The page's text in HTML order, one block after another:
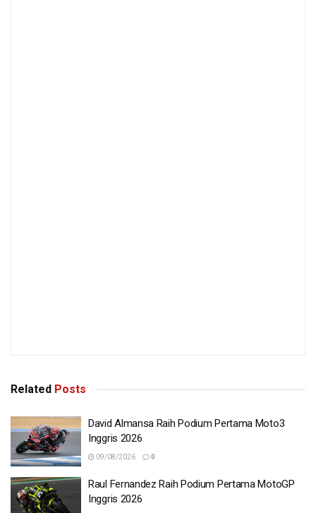
Related Posts
David Almansa Raih Podium Pertama Moto3
Inggris 2026
09/08/2026 0
Raul Fernandez Raih Podium Pertama MotoGP
Inggris 2026